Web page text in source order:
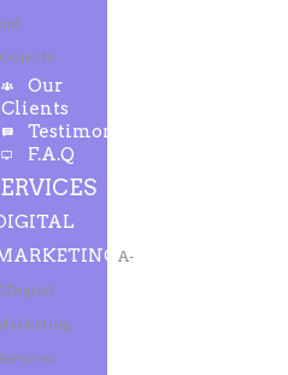
Our
Clients
Testimonials
F.A.Q
A-
Digital